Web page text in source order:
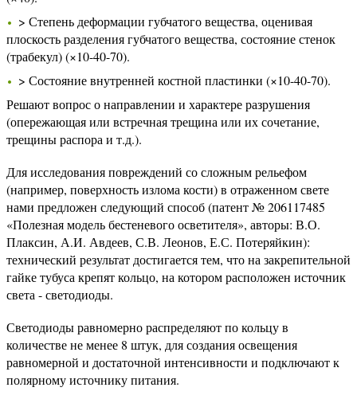
> Степень деформации губчатого вещества, оценивая
плоскость разделения губчатого вещества, состояние стенок
(трабекул) (×10-40-70).
> Состояние внутренней костной пластинки (×10-40-70).
Решают вопрос о направлении и характере разрушения
(опережающая или встречная трещина или их сочетание,
трещины распора и т.д.).
Для исследования повреждений со сложным рельефом
(например, поверхность излома кости) в отраженном свете
нами предложен следующий способ (патент № 206117485
«Полезная модель бестеневого осветителя», авторы: В.О.
Плаксин, А.И. Авдеев, С.В. Леонов, Е.С. Потеряйкин):
технический результат достигается тем, что на закрепительной
гайке тубуса крепят кольцо, на котором расположен источник
света - светодиоды.
Светодиоды равномерно распределяют по кольцу в
количестве не менее 8 штук, для создания освещения
равномерной и достаточной интенсивности и подключают к
полярному источнику питания.